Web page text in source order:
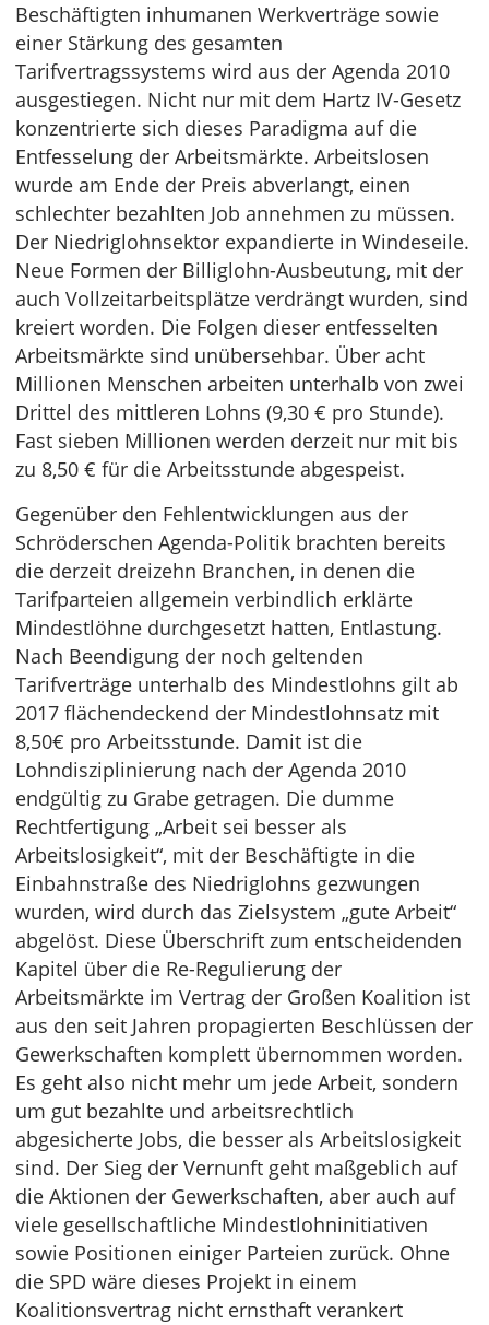
Beschäftigten inhumanen Werkverträge sowie
einer Stärkung des gesamten
Tarifvertragssystems wird aus der Agenda 2010
ausgestiegen. Nicht nur mit dem Hartz IV-Gesetz
konzentrierte sich dieses Paradigma auf die
Entfesselung der Arbeitsmärkte. Arbeitslosen
wurde am Ende der Preis abverlangt, einen
schlechter bezahlten Job annehmen zu müssen.
Der Niedriglohnsektor expandierte in Windeseile.
Neue Formen der Billiglohn-Ausbeutung, mit der
auch Vollzeitarbeitsplätze verdrängt wurden, sind
kreiert worden. Die Folgen dieser entfesselten
Arbeitsmärkte sind unübersehbar. Über acht
Millionen Menschen arbeiten unterhalb von zwei
Drittel des mittleren Lohns (9,30 € pro Stunde).
Fast sieben Millionen werden derzeit nur mit bis
zu 8,50 € für die Arbeitsstunde abgespeist.
Gegenüber den Fehlentwicklungen aus der
Schröderschen Agenda-Politik brachten bereits
die derzeit dreizehn Branchen, in denen die
Tarifparteien allgemein verbindlich erklärte
Mindestlöhne durchgesetzt hatten, Entlastung.
Nach Beendigung der noch geltenden
Tarifverträge unterhalb des Mindestlohns gilt ab
2017 flächendeckend der Mindestlohnsatz mit
8,50€ pro Arbeitsstunde. Damit ist die
Lohndisziplinierung nach der Agenda 2010
endgültig zu Grabe getragen. Die dumme
Rechtfertigung „Arbeit sei besser als
Arbeitslosigkeit“, mit der Beschäftigte in die
Einbahnstraße des Niedriglohns gezwungen
wurden, wird durch das Zielsystem „gute Arbeit“
abgelöst. Diese Überschrift zum entscheidenden
Kapitel über die Re-Regulierung der
Arbeitsmärkte im Vertrag der Großen Koalition ist
aus den seit Jahren propagierten Beschlüssen der
Gewerkschaften komplett übernommen worden.
Es geht also nicht mehr um jede Arbeit, sondern
um gut bezahlte und arbeitsrechtlich
abgesicherte Jobs, die besser als Arbeitslosigkeit
sind. Der Sieg der Vernunft geht maßgeblich auf
die Aktionen der Gewerkschaften, aber auch auf
viele gesellschaftliche Mindestlohninitiativen
sowie Positionen einiger Parteien zurück. Ohne
die SPD wäre dieses Projekt in einem
Koalitionsvertrag nicht ernsthaft verankert